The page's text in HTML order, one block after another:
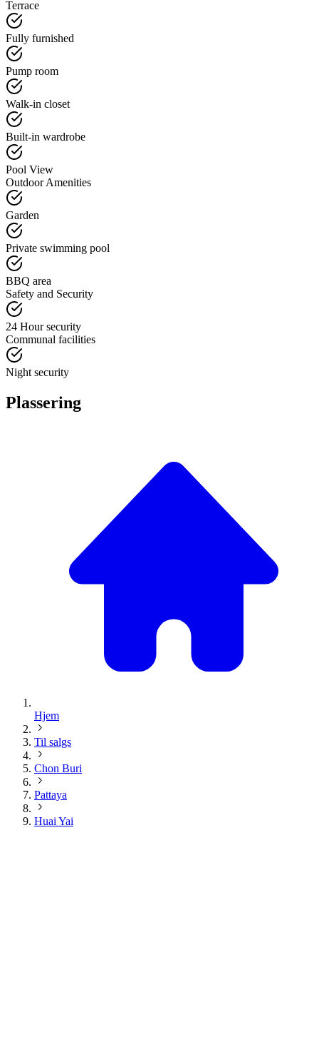
Terrace
Fully furnished
Pump room
Walk-in closet
Built-in wardrobe
Pool View
Outdoor Amenities
Garden
Private swimming pool
BBQ area
Safety and Security
24 Hour security
Communal facilities
Night security
Plassering
Hjem
Til salgs
Chon Buri
Pattaya
Huai Yai